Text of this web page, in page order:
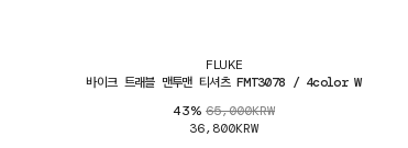
FLUKE
바이크 트래블 맨투맨 티셔츠 FMT3078 / 4color W
43% 65,000KRW
36,800KRW